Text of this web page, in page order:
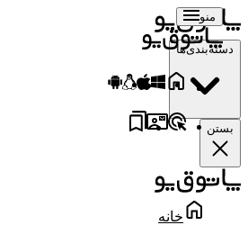
منو
دسته‌بندی‌ها
بستن
خانه